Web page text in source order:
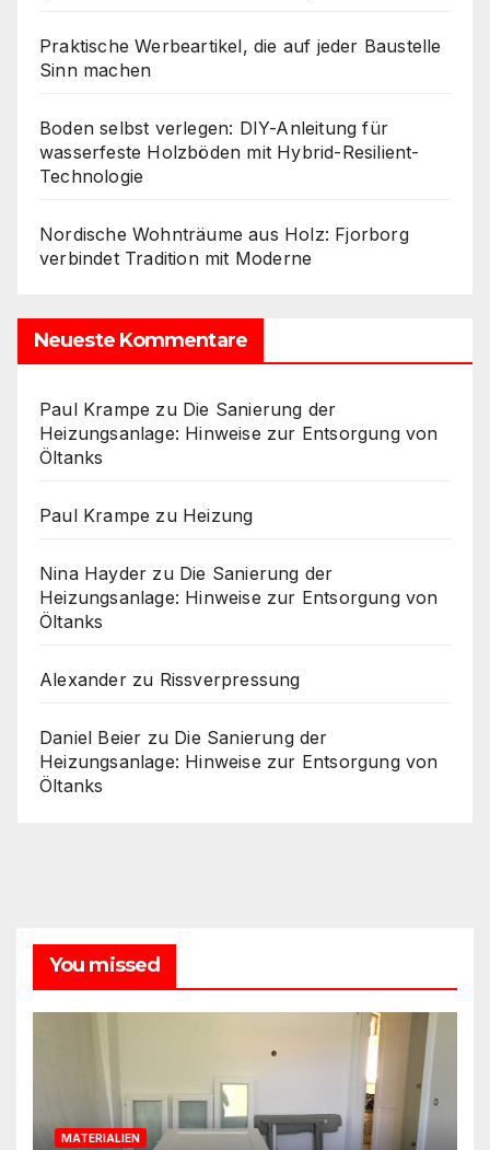
Praktische Werbeartikel, die auf jeder Baustelle
Sinn machen
Boden selbst verlegen: DIY-Anleitung für
wasserfeste Holzböden mit Hybrid-Resilient-
Technologie
Nordische Wohnträume aus Holz: Fjorborg
verbindet Tradition mit Moderne
Neueste Kommentare
Paul Krampe zu Die Sanierung der
Heizungsanlage: Hinweise zur Entsorgung von
Öltanks
Paul Krampe zu Heizung
Nina Hayder zu Die Sanierung der
Heizungsanlage: Hinweise zur Entsorgung von
Öltanks
Alexanderzu Rissverpressung
Daniel Beier zu Die Sanierung der
Heizungsanlage: Hinweise zur Entsorgung von
Öltanks
You missed
MATERIALIEN